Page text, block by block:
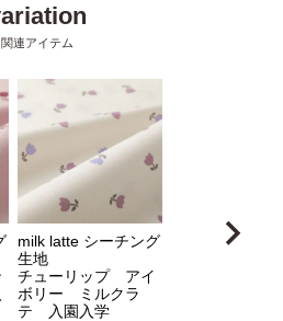
milk latte シーチング
生地
チューリップ アイ
ボリー ミルクラ
テ 入園入学